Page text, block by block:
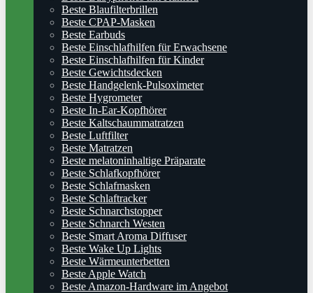
Beste Blaufilterbrillen
Beste CPAP-Masken
Beste Earbuds
Beste Einschlafhilfen für Erwachsene
Beste Einschlafhilfen für Kinder
Beste Gewichtsdecken
Beste Handgelenk-Pulsoximeter
Beste Hygrometer
Beste In-Ear-Kopfhörer
Beste Kaltschaummatratzen
Beste Luftfilter
Beste Matratzen
Beste melatoninhaltige Präparate
Beste Schlafkopfhörer
Beste Schlafmasken
Beste Schlaftracker
Beste Schnarchstopper
Beste Schnarch Westen
Beste Smart Aroma Diffuser
Beste Wake Up Lights
Beste Wärmeunterbetten
Beste Apple Watch
Beste Amazon-Hardware im Angebot